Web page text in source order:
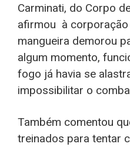
Carminati, do Corpo
afirmou à corporação
mangueira demorou
algum momento,
fogo já havia se
impossibilitar o
Também comentou
treinados para tentar